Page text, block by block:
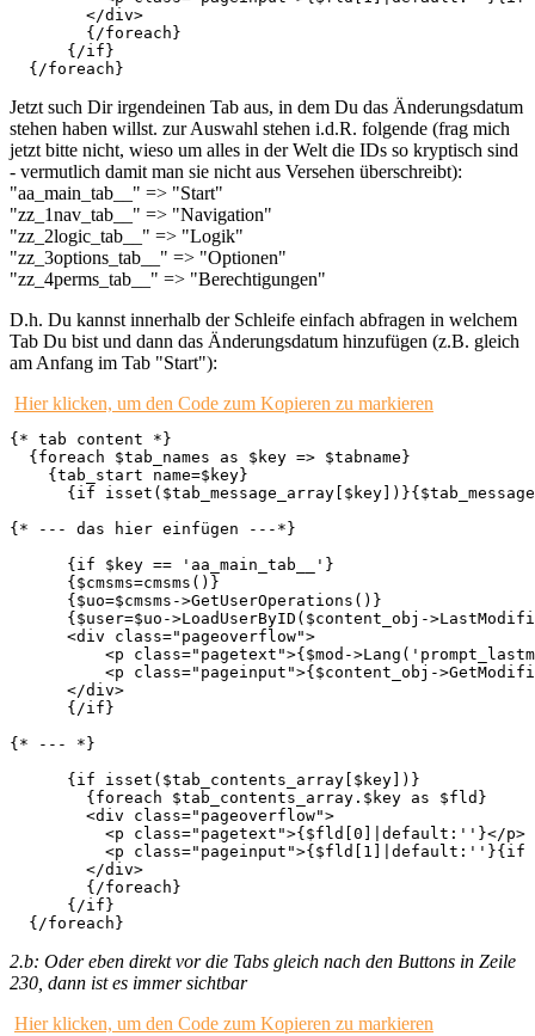
        </div>
        {/foreach}
      {/if}
  {/foreach}
Jetzt such Dir irgendeinen Tab aus, in dem Du das Änderungsdatum
stehen haben willst. zur Auswahl stehen i.d.R. folgende (frag mich
jetzt bitte nicht, wieso um alles in der Welt die IDs so kryptisch sind
- vermutlich damit man sie nicht aus Versehen überschreibt):
"aa_main_tab__" => "Start"
"zz_1nav_tab__" => "Navigation"
"zz_2logic_tab__" => "Logik"
"zz_3options_tab__" => "Optionen"
"zz_4perms_tab__" => "Berechtigungen"
D.h. Du kannst innerhalb der Schleife einfach abfragen in welchem
Tab Du bist und dann das Änderungsdatum hinzufügen (z.B. gleich
am Anfang im Tab "Start"):
Hier klicken, um den Code zum Kopieren zu markieren
{* tab content *}
  {foreach $tab_names as $key => $tabname}
    {tab_start name=$key}
{if
{* --- das hier einfügen ---*}
      {if $key == 'aa_main_tab__'}
      {$cmsms=cmsms()}
      {$uo=$cmsms->GetUserOperations()}
{$user=$uo->LoadUserByID($content_obj-
      <div class="pageoverflow">
<p class="pagetext">{$mod-
<p class="pageinput">{$content_obj-
      </div>
      {/if}
{* --- *}
      {if isset($tab_contents_array[$key])}
        {foreach $tab_contents_array.$key as $fld}
        <div class="pageoverflow">
          <p class="pagetext">{$fld[0]|default:''}</p>
<p
        </div>
        {/foreach}
      {/if}
  {/foreach}
2.b: Oder eben direkt vor die Tabs gleich nach den Buttons in Zeile
230, dann ist es immer sichtbar
Hier klicken, um den Code zum Kopieren zu markieren